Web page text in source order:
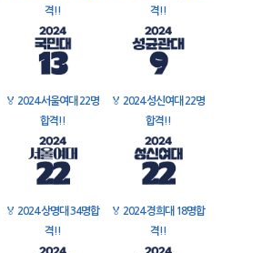
격!!
격!!
🏅 2024 서울여대 22명
합격!!
🏅 2024 성신여대 22명
합격!!
🏅 2024 상명대 34명합
격!!
🏅 2024 경희대 18명합
격!!